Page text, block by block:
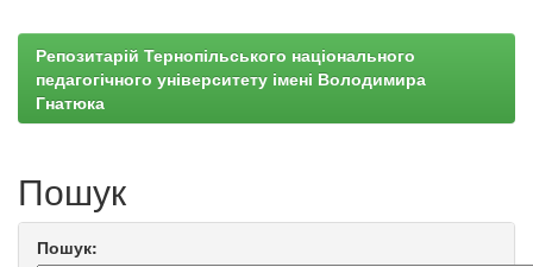
Репозитарій Тернопільського національного
педагогічного університету імені Володимира
Гнатюка
Пошук
Пошук: